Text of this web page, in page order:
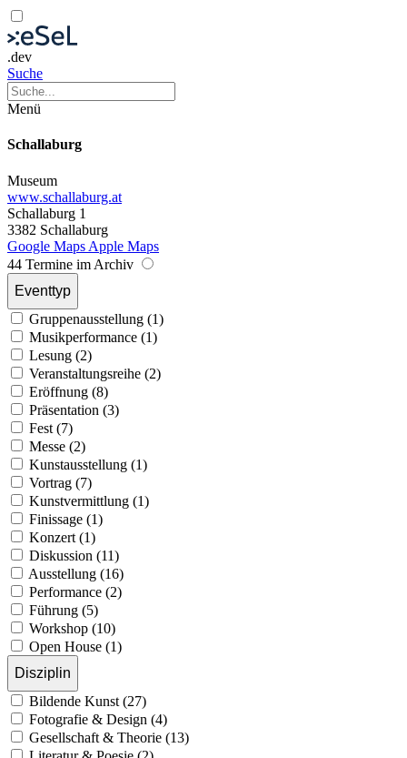
.dev
Suche
Menü
Schallaburg
Museum
www.schallaburg.at
Schallaburg 1
3382 Schallaburg
Google Maps Apple Maps
44 Termine im Archiv
Eventtyp
Gruppenausstellung (1)
Musikperformance (1)
Lesung (2)
Veranstaltungsreihe (2)
Eröffnung (8)
Präsentation (3)
Fest (7)
Messe (2)
Kunstausstellung (1)
Vortrag (7)
Kunstvermittlung (1)
Finissage (1)
Konzert (1)
Diskussion (11)
Ausstellung (16)
Performance (2)
Führung (5)
Workshop (10)
Open House (1)
Disziplin
Bildende Kunst (27)
Fotografie & Design (4)
Gesellschaft & Theorie (13)